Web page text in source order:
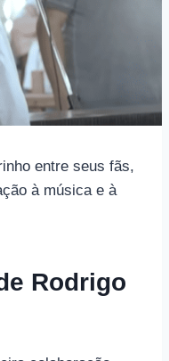
entre seus fãs,
à música e à
Rodrigo